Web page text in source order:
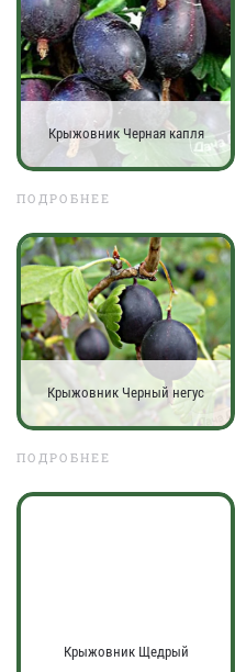
Крыжовник Черная капля
ПОДРОБНЕЕ
Крыжовник Черный негус
ПОДРОБНЕЕ
Крыжовник Щедрый